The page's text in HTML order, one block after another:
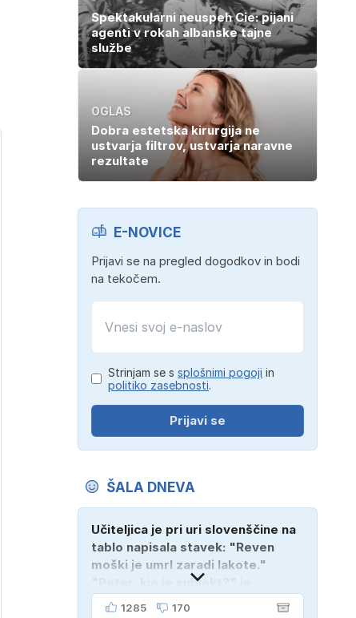
Spektakularni neuspeh Cie: pijani
agenti v rokah albanske tajne
službe
OGLAS
Dobra estetska kirurgija ne
ustvarja filtrov, ustvarja naravne
rezultate
E-NOVICE
Prijavi se na pregled dogodkov in bodi
na tekočem.
Strinjam se s splošnimi pogoji in
politiko zasebnosti.
Prijavi se
ŠALA DNEVA
Učiteljica je pri uri slovenščine na
tablo napisala stavek: "Reven
moški je umrl zaradi lakote."
"Peter, kje je subjekt?" je
vprašala. "Verjetno na
1285 170